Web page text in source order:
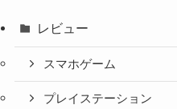
レビュー
スマホゲーム
プレイステーション